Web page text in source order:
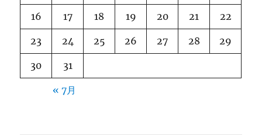
16 17 18 19 20 21 22
23 24 25 26 27 28 29
30 31
« 7月